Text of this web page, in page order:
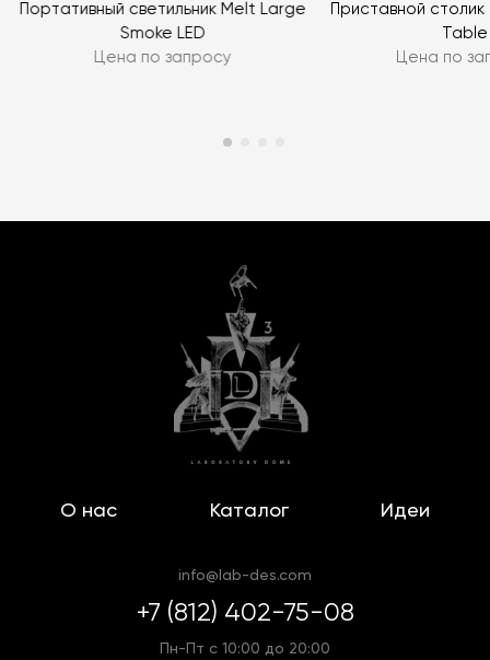
Портативный светильник Melt Large
Smoke LED
Цена по запросу
Приставной
Table
Цена по
О нас Каталог Идеи
info@lab-des.com
+7 (812) 402-75-08
Пн-Пт с 10:00 до 20:00